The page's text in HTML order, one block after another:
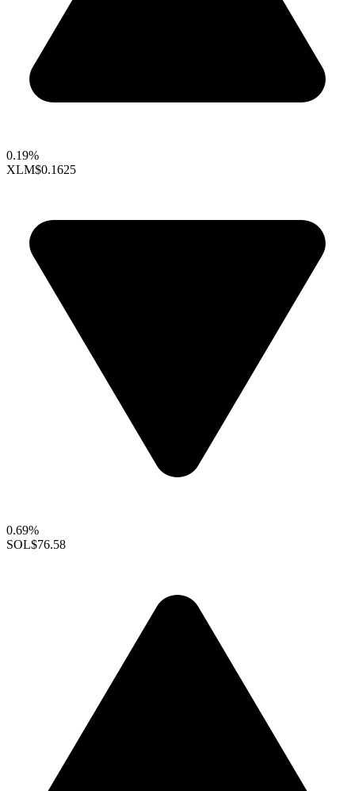
0.19%
XLM$0.1625
0.69%
SOL$76.58